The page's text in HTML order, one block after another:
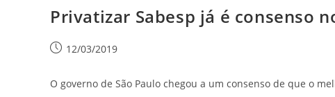
Privatizar Sabesp já é consenso
12/03/2019
O governo de São Paulo chegou a um consenso de que o